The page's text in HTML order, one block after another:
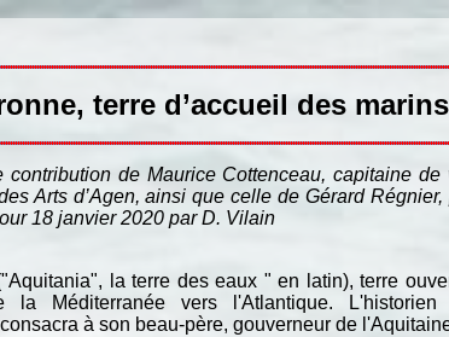
terre d’accueil des marins
de Maurice Cottenceau, capitaine
Arts d’Agen, ainsi que celle de Gérard
18 janvier 2020 par D. Vilain
la terre des eaux " en latin), terre
Méditerranée vers l'Atlantique. L'historien
à son beau-père, gouverneur de